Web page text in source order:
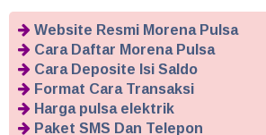
Website Resmi Morena Pulsa
Cara Daftar Morena Pulsa
Cara Deposite Isi Saldo
Format Cara Transaksi
Harga pulsa elektrik
Paket SMS Dan Telepon